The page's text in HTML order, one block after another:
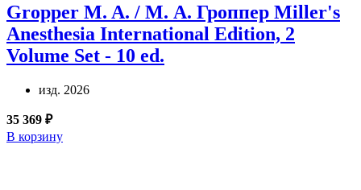
Gropper M. A. / М. А. Гроппер Miller's
Anesthesia International Edition, 2
Volume Set - 10 ed.
изд. 2026
35 369 ₽
В корзину